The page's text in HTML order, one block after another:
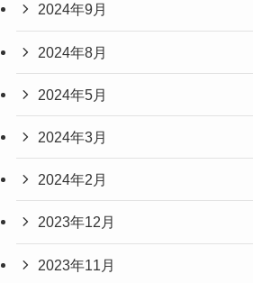
2024年9月
2024年8月
2024年5月
2024年3月
2024年2月
2023年12月
2023年11月